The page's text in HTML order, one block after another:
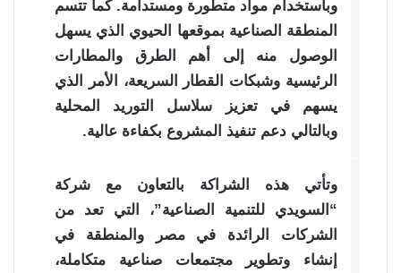
وباستخدام مواد متطورة ومستدامة. كما تتسم
المنطقة الصناعية بموقعها الحيوي الذي يسهل
الوصول منه إلى أهم الطرق والمطارات
الرئيسية وشبكات القطار السريعة، الأمر الذي
يسهم في تعزيز سلاسل التوريد المحلية
وبالتالي دعم تنفيذ المشروع بكفاءة عالية.
وتأتي هذه الشراكة بالتعاون مع شركة
“السويدي للتنمية الصناعية”، التي تعد من
الشركات الرائدة في مصر والمنطقة في
إنشاء وتطوير مجتمعات صناعية متكاملة،